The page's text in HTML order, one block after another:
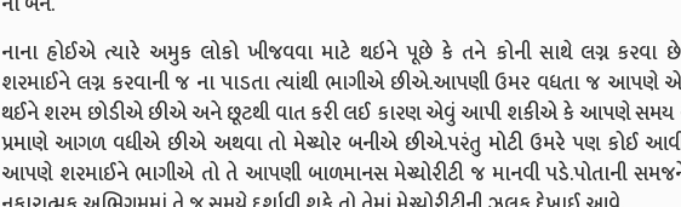
નાના હોઈએ ત્યારે અમુક લોકો ખીજવવા માટે થઇને પૂછે કે તને કોની સાથે લગ્ન
શરમાઈને લગ્ન કરવાની જ ના પાડતા ત્યાંથી ભાગીએ છીએ.આપણી ઉમર વધતા જ આપણે
થઈને શરમ છોડીએ છીએ અને છૂટથી વાત કરી લઈ કારણ એવું આપી શકીએ કે આપણે સમય
પ્રમાણે આગળ વધીએ છીએ અથવા તો મેચ્યોર બનીએ છીએ.પરંતુ મોટી ઉમરે પણ કોઈ
આપણે શરમાઈને ભાગીએ તો તે આપણી બાળમાનસ મેચ્યોરીટી જ માનવી પડે.પોતાની